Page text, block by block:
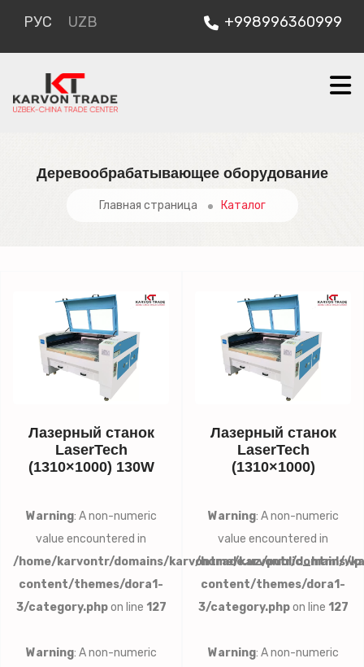
РУС UZB +998996360999
Деревообрабатывающее оборудование
Главная страница Каталог
Лазерный станок
LaserTech
(1310×1000) 130W
Warning: A non-numeric
value encountered in
/home/karvontr/domains/karvontrade.uz/public_html/
content/themes/dora1-
3/category.phpon line 127
Warning: A non-numeric
Лазерный станок
LaserTech
(1310×1000)
Warning: A non-numeric
value encountered in
/home/karvontr/domains/
content/themes/dora1-
3/category.phpon line 127
Warning: A non-numeric